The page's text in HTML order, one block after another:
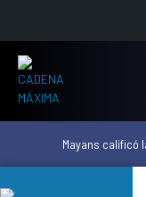
Mayans calificó